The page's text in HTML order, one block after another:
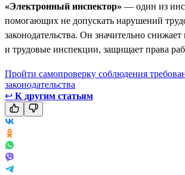
«Электронный инспектор» — один из
помогающих не допускать нарушений
законодательства. Он значительно снижает
и трудовые инспекции, защищает права
Пройти самопроверку соблюдения
законодательства
↩ К другим статьям